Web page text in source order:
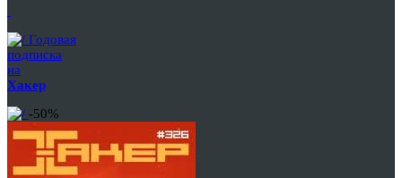
Годовая
подписка
на
Хакер
-50%